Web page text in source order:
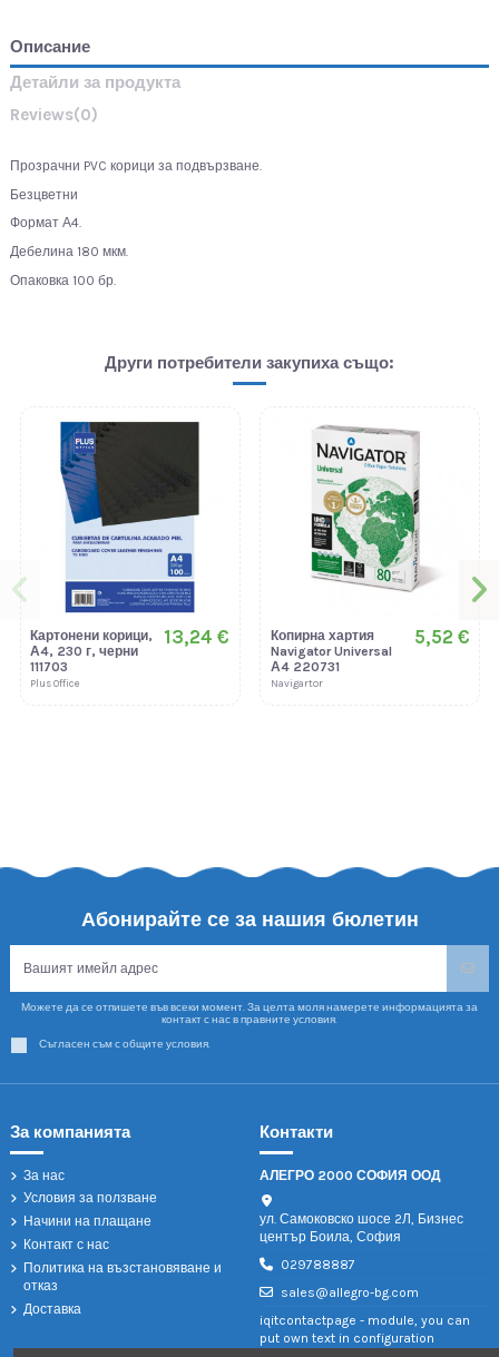
Описание
Детайли за продукта
Reviews(0)
Прозрачни PVC корици за подвързване.
Безцветни
Формат А4.
Дебелина 180 мкм.
Опаковка 100 бр.
Други потребители закупиха също:
Картонени корици,
А4, 230 г, черни
111703
Plus Office
13,24 €
Копирна хартия
Navigator Universal
А4 220731
Navigartor
5,52 €
Абонирайте се за нашия бюлетин
Можете да се отпишете във всеки момент. За целта моля намерете информацията за
контакт с нас в правните условия.
Съгласен съм с общите условия.
За компанията
За нас
Условия за ползване
Начини на плащане
Контакт с нас
Политика на възстановяване и
отказ
Доставка
Контакти
АЛЕГРО 2000 СОФИЯ ООД
ул. Самоковско шосе 2Л, Бизнес
център Боила, София
029788887
sales@allegro-bg.com
iqitcontactpage - module, you can
put own text in configuration